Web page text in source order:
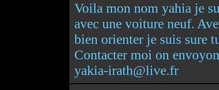
Voila mon nom yahia je
avec une voiture neuf.
bien orienter je suis sure
Contacter moi on
yakia-irath@live.fr